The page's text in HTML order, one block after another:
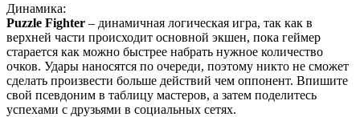
Динамика:
Puzzle Fighter – динамичная логическая игра, так как в
верхней части происходит основной экшен, пока геймер
старается как можно быстрее набрать нужное количество
очков. Удары наносятся по очереди, поэтому никто не сможет
сделать произвести больше действий чем оппонент. Впишите
свой псевдоним в таблицу мастеров, а затем поделитесь
успехами с друзьями в социальных сетях.